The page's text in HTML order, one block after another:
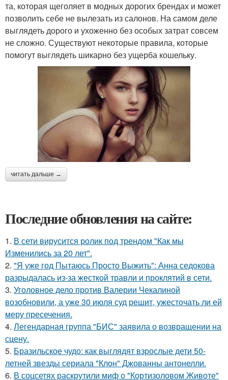
та, которая щеголяет в модных дорогих брендах и может
позволить себе не вылезать из салонов. На самом деле
выглядеть дорого и ухоженно без особых затрат совсем
не сложно. Существуют некоторые правила, которые
помогут выглядеть шикарно без ущерба кошельку.
читать дальше →
Последние обновления на сайте:
1. В сети вирусится ролик под трендом "Как мы
Изменились за 20 лет".
2. "Я уже год Пытаюсь Просто Выжить": Анна седокова
разрыдалась из-за жесткой травли и проклятий в сети.
3. Уголовное дело против Валерии Чекалиной
возобновили, а уже 30 июля суд решит, ужесточать ли ей
меру пресечения.
4. Легендарная группа "БИС" заявила о возвращении на
сцену.
5. Бразильское чудо: как выглядят взрослые дети 50-
летней звезды сериала "Клон" Джованны антонелли.
6. В соцсетях раскрутили миф о "Кортизоловом Животе"